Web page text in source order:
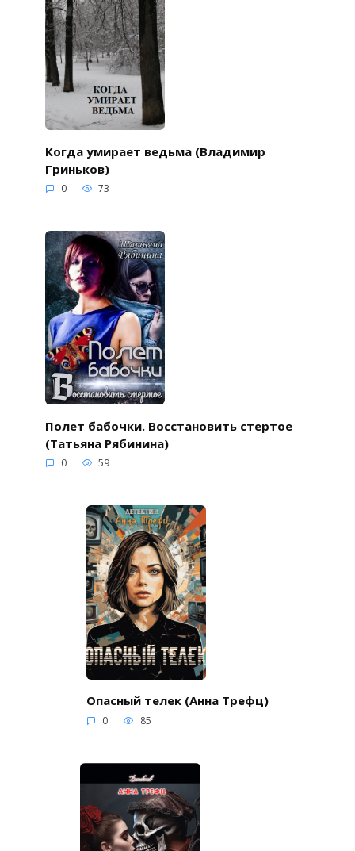
Когда умирает ведьма (Владимир
Гриньков)
0 73
Полет бабочки. Восстановить стертое
(Татьяна Рябинина)
0 59
Опасный телек (Анна Трефц)
0 85